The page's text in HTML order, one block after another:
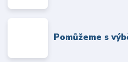
Pomůžeme s